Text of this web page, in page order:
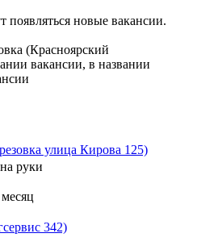
появляться новые вакансии.
(Красноярский
вакансии, в названии
улица Кирова 125)
на руки
342)